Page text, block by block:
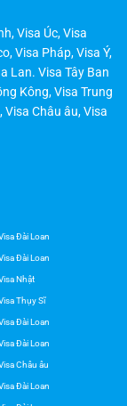
Nhật
Thụy Sĩ
Đài Loan
Đài Loan
Châu âu
Đài Loan
Đài Loan
Lan.Visa Tây Ban
Kông,Visa Trung
,Visa Châu âu,Visa